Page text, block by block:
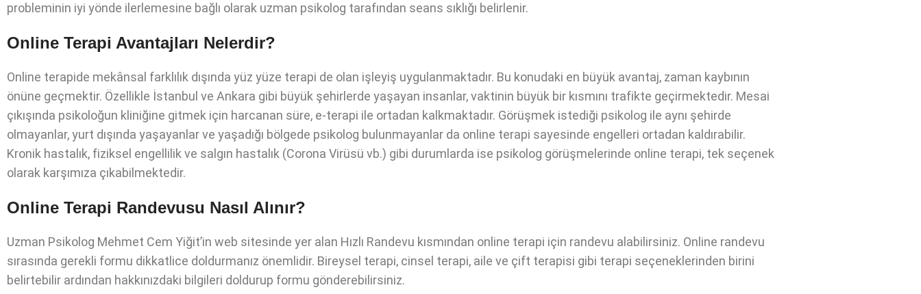
probleminin iyi yönde ilerlemesine bağlı olarak uzman psikolog tarafından seans sıklığı belirlenir.
Online Terapi Avantajları Nelerdir?
Online terapide mekânsal farklılık dışında yüz yüze terapi de olan işleyiş uygulanmaktadır. Bu konudaki en büyük avantaj, zaman kaybının
önüne geçmektir. Özellikle İstanbul ve Ankara gibi büyük şehirlerde yaşayan insanlar, vaktinin büyük bir kısmını trafikte geçirmektedir. Mesai
çıkışında psikoloğun kliniğine gitmek için harcanan süre, e-terapi ile ortadan kalkmaktadır. Görüşmek istediği psikolog ile aynı şehirde
olmayanlar, yurt dışında yaşayanlar ve yaşadığı bölgede psikolog bulunmayanlar da online terapi sayesinde engelleri ortadan kaldırabilir.
Kronik hastalık, fiziksel engellilik ve salgın hastalık (Corona Virüsü vb.) gibi durumlarda ise psikolog görüşmelerinde online terapi, tek seçenek
olarak karşımıza çıkabilmektedir.
Online Terapi Randevusu Nasıl Alınır?
Uzman Psikolog Mehmet Cem Yiğit’in web sitesinde yer alan Hızlı Randevu kısmından online terapi için randevu alabilirsiniz. Online randevu
sırasında gerekli formu dikkatlice doldurmanız önemlidir. Bireysel terapi, cinsel terapi, aile ve çift terapisi gibi terapi seçeneklerinden birini
belirtebilir ardından hakkınızdaki bilgileri doldurup formu gönderebilirsiniz.